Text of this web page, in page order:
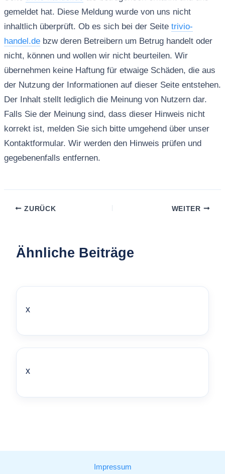
gemeldet hat. Diese Meldung wurde von uns nicht
inhaltlich überprüft. Ob es sich bei der Seite trivio-
handel.debzw deren Betreibern um Betrug handelt oder
nicht, können und wollen wir nicht beurteilen. Wir
übernehmen keine Haftung für etwaige Schäden, die aus
der Nutzung der Informationen auf dieser Seite entstehen.
Der Inhalt stellt lediglich die Meinung von Nutzern dar.
Falls Sie der Meinung sind, dass dieser Hinweis nicht
korrekt ist, melden Sie sich bitte umgehend über unser
Kontaktformular. Wir werden den Hinweis prüfen und
gegebenenfalls entfernen.
ZURÜCK WEITER
Ähnliche Beiträge
x
x
Impressum